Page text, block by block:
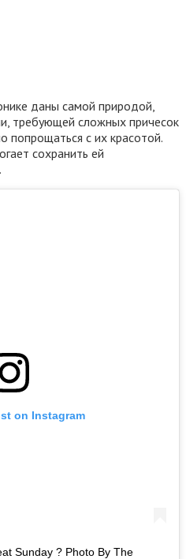
даны самой природой,
требующей сложных причесок
попрощаться с их красотой.
сохранить ей
on Instagram
Sunday ? Photo By The